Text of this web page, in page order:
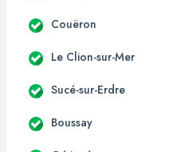
Couëron
Le Clion-sur-Mer
Sucé-sur-Erdre
Boussay